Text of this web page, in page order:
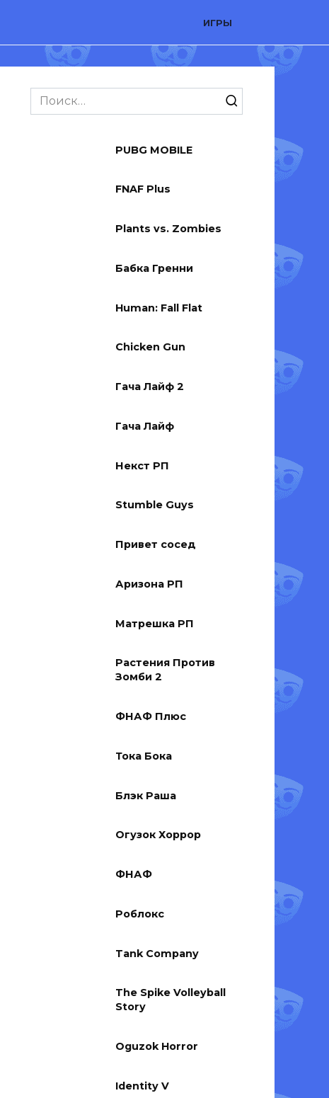
ИГРЫ
Search
for:
PUBG MOBILE
FNAF Plus
Plants vs. Zombies
Бабка Гренни
Human: Fall Flat
Chicken Gun
Гача Лайф 2
Гача Лайф
Некст РП
Stumble Guys
Привет сосед
Аризона РП
Матрешка РП
Растения Против
Зомби 2
ФНАФ Плюс
Тока Бока
Блэк Раша
Огузок Хоррор
ФНАФ
Роблокс
Tank Company
The Spike Volleyball
Story
Oguzok Horror
Identity V